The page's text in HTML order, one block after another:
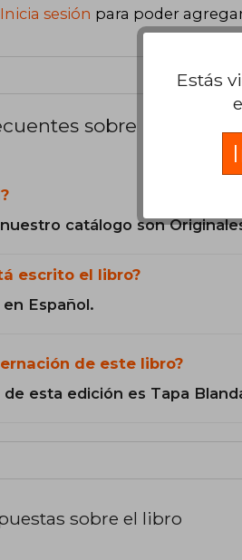
Inicia sesión para poder
sobre el libro
catálogo son
escrito el libro?
Español.
de este libro?
esta edición es Tapa
sobre el libro
Estás